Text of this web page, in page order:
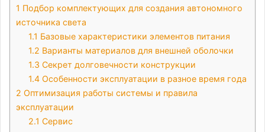
1 Подбор комплектующих для создания автономного
источника света
1.1 Базовые характеристики элементов питания
1.2 Варианты материалов для внешней оболочки
1.3 Секрет долговечности конструкции
1.4 Особенности эксплуатации в разное время года
2 Оптимизация работы системы и правила
эксплуатации
2.1 Сервис